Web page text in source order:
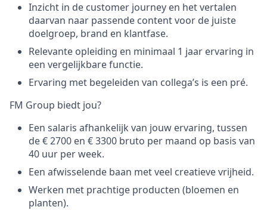
Inzicht in de customer journey en het vertalen
daarvan naar passende content voor de juiste
doelgroep, brand en klantfase.
Relevante opleiding en minimaal 1 jaar ervaring in
een vergelijkbare functie.
Ervaring met begeleiden van collega’s is een pré.
FM Group biedt jou?
Een salaris afhankelijk van jouw ervaring, tussen
de € 2700 en € 3300 bruto per maand op basis van
40 uur per week.
Een afwisselende baan met veel creatieve vrijheid.
Werken met prachtige producten (bloemen en
planten).